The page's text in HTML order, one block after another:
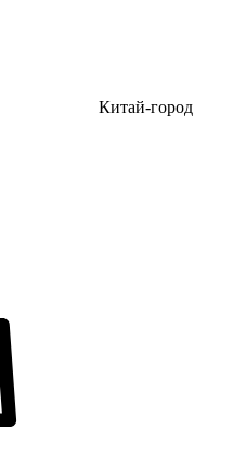
Китай-город